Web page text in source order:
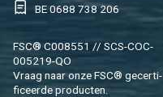
BE 0688 738 206
FSC® C008551 // SCS-COC-
005219-QO
Vraag naar onze FSC® ge­cer­ti­
fi­ceer­de pro­duc­ten.